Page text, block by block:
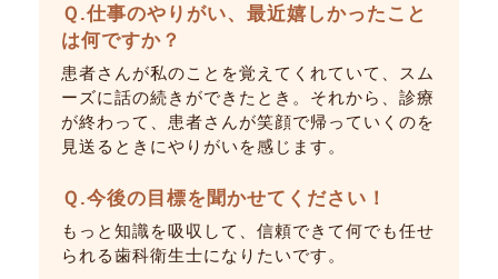
Ｑ.仕事のやりがい、最近嬉しかったこと
は何ですか？
患者さんが私のことを覚えてくれていて、スム
ーズに話の続きができたとき。それから、診療
が終わって、患者さんが笑顔で帰っていくのを
見送るときにやりがいを感じます。
Ｑ.今後の目標を聞かせてください！
もっと知識を吸収して、信頼できて何でも任せ
られる歯科衛生士になりたいです。
す。「久保さんなら安心して歯を見てもらえ
る」と患者さんから言葉をいただけて、すごく
嬉しかったです＼(≧ω≦)／
Q.「いけだ歯科のココが好き！」なとこ
ろを教えてください。
スタッフみんなの仲のよさですかね。先生も交
えて話が盛り上がるときもあるので、楽しく仕
事ができる環境だと思います。患者さんにも
「いけだ歯科は雰囲気がとてもいいね」と言わ
考えて行動したことが功を奏したとき。患者さ
んからお礼を言われて、嬉しかったです。
Q.今後の目標をお願いします！
まだまだ成長途中ですが、今より頑張って、少
しでも多くの患者さんの助けになれればと思い
は、私も嬉しいです。
目立たない内容の仕事が多くても、日々学び工
夫を重ねていくことにより、もっとレベルアッ
プできるように頑張ろうと思えます！
患者さんやスタッフ、先生とのコミュニケーシ
ョンが多く、明るく和気あいあいと仕事に取り
組むことができるところです。診療室を間近で